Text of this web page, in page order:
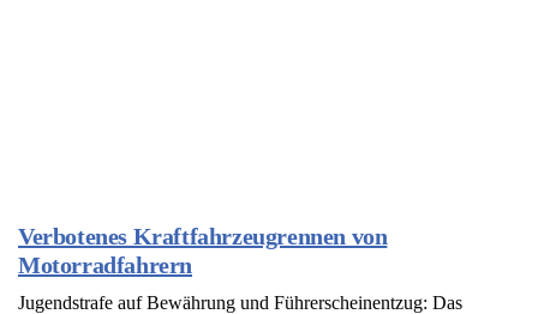
Verbotenes Kraftfahrzeugrennen von
Motorradfahrern
Jugendstrafe auf Bewährung und Führerscheinentzug: Das